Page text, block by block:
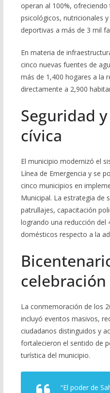
operan al 100%, ofreciendo
psicológicos, nutricionales
deportivas a más de 3 mil
En materia de
cinco nuevas fuentes de
más de 1,400 hogares a la
directamente a 2,900
Seguridad
cívica
El municipio modernizó el
Línea de Emergencia y se
cinco municipios en
Municipal. La estrategia de
patrullajes, capacitación
logrando una reducción del
domésticos respecto a la
La conmemoración de los
incluyó eventos masivos,
ciudadanos distinguidos y
fortalecieron el sentido de
turística del municipio.
“El poder de